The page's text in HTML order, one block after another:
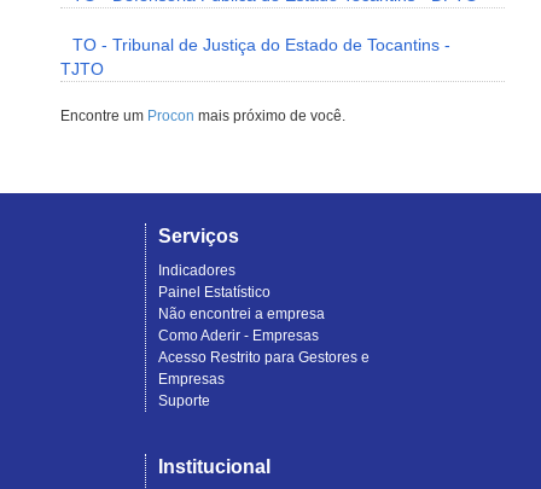
TO - Tribunal de Justiça do Estado de Tocantins -
TJTO
Encontre um Procon mais próximo de você.
Serviços
Indicadores
Painel Estatístico
Não encontrei a empresa
Como Aderir - Empresas
Acesso Restrito para Gestores e
Empresas
Suporte
Institucional